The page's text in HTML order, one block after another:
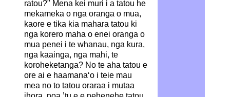
ratou?" Mena kei muri i a tatou he
mekameka o nga oranga o mua,
kaore e tika kia mahara tatou ki
nga korero maha o enei oranga o
mua penei i te whanau, nga kura,
nga kaainga, nga mahi, te
koroheketanga? No te aha tatou e
ore ai e haamana‘o i teie mau
mea no to tatou oraraa i mutaa